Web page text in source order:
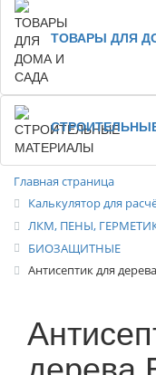
ТОВАРЫ ДЛЯ
Главная страница
Калькулятор для
ЛКМ, ПЕНЫ,
БИОЗАЩИТНЫЕ
Антисептик для